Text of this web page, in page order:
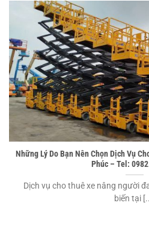
Những Lý Do Bạn Nên Chọn Dịch Vụ
Phúc – Tel:
Dịch vụ cho thuê xe nâng người
biến tại